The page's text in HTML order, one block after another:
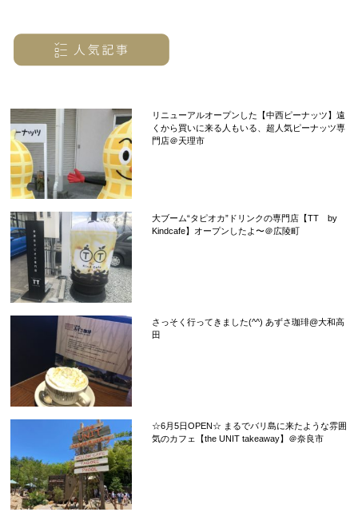
リニューアルオープンした【中西ピーナッツ】遠
くから買いに来る人もいる、超人気ピーナッツ専
門店＠天理市
大ブーム“タピオカ”ドリンクの専門店【TT by
Kindcafe】オープンしたよ〜＠広陵町
さっそく行ってきました(^^) あずさ珈琲@大和高
田
☆6月5日OPEN☆ まるでバリ島に来たような雰囲
気のカフェ【the UNIT takeaway】＠奈良市